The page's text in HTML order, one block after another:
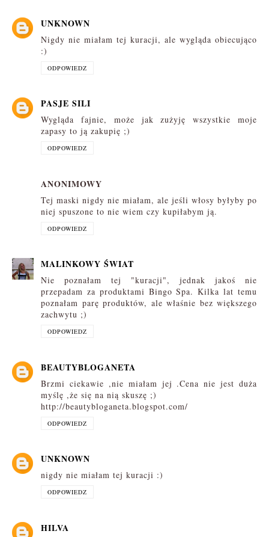
UNKNOWN
Nigdy nie miałam tej kuracji, ale wygląda obiecująco
:)
ODPOWIEDZ
PASJE SILI
Wygląda fajnie, może jak zużyję wszystkie moje
zapasy to ją zakupię ;)
ODPOWIEDZ
ANONIMOWY
Tej maski nigdy nie miałam, ale jeśli włosy byłyby po
niej spuszone to nie wiem czy kupiłabym ją.
ODPOWIEDZ
MALINKOWY ŚWIAT
Nie poznałam tej "kuracji", jednak jakoś nie
przepadam za produktami Bingo Spa. Kilka lat temu
poznałam parę produktów, ale właśnie bez większego
zachwytu ;)
ODPOWIEDZ
BEAUTYBLOGANETA
Brzmi ciekawie ,nie miałam jej .Cena nie jest duża
myślę ,że się na nią skuszę ;)
http://beautybloganeta.blogspot.com/
ODPOWIEDZ
UNKNOWN
nigdy nie miałam tej kuracji :)
ODPOWIEDZ
HILVA